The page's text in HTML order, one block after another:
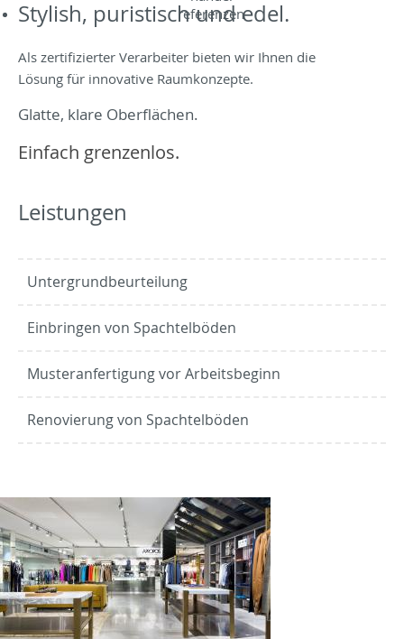
referenzen
Stylish, puristisch und edel.
Als zertifizierter Verarbeiter bieten wir Ihnen die
Lösung für innovative Raumkonzepte.
Glatte, klare Oberflächen.
Einfach grenzenlos.
Leistungen
Untergrundbeurteilung
Einbringen von Spachtelböden
Musteranfertigung vor Arbeitsbeginn
Renovierung von Spachtelböden